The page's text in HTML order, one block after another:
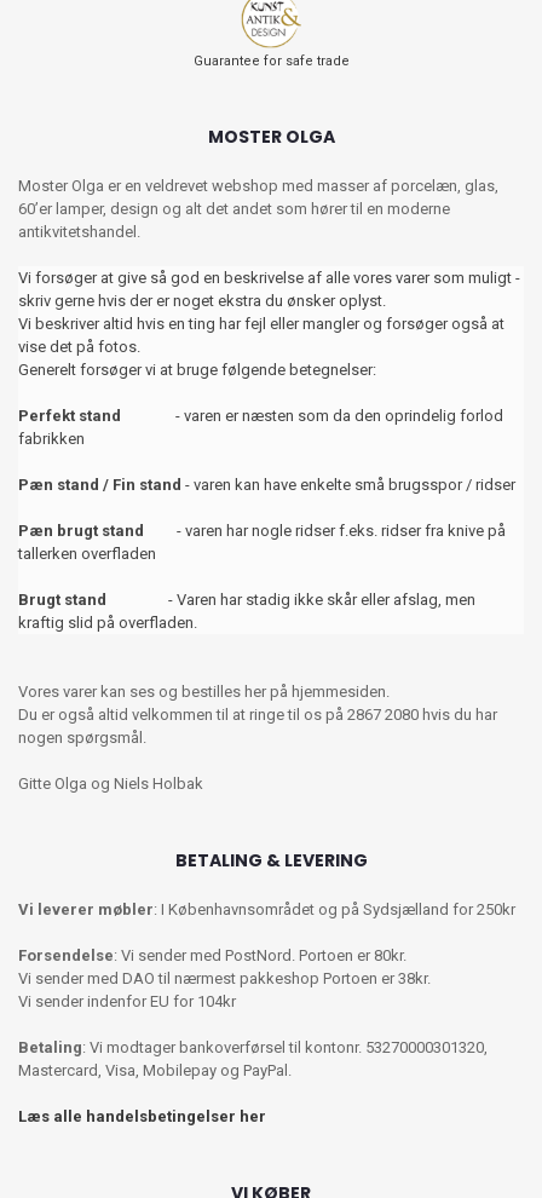
Guarantee for safe trade
MOSTER OLGA
Moster Olga er en veldrevet webshop med masser af porcelæn, glas,
60’er lamper, design og alt det andet som hører til en moderne
antikvitetshandel.
Vi forsøger at give så god en beskrivelse af alle vores varer som muligt -
skriv gerne hvis der er noget ekstra du ønsker oplyst.
Vi beskriver altid hvis en ting har fejl eller mangler og forsøger også at
vise det på fotos.
Generelt forsøger vi at bruge følgende betegnelser:
Perfekt stand - varen er næsten som da den oprindelig forlod
fabrikken
Pæn stand / Fin stand - varen kan have enkelte små brugsspor / ridser
Pæn brugt stand
- varen har nogle ridser f.eks. ridser fra knive på
tallerken overfladen
Brugt stand
- Varen har stadig ikke skår eller afslag, men
kraftig slid på overfladen.
Vores varer kan ses og bestilles her på hjemmesiden.
Du er også altid velkommen til at ringe til os på 2867 2080 hvis du har
nogen spørgsmål.
Gitte Olga og Niels Holbak
BETALING & LEVERING
Vi leverer møbler: I Københavnsområdet og på Sydsjælland for 250kr
Forsendelse: Vi sender med PostNord. Portoen er 80kr.
Vi sender med DAO til nærmest pakkeshop Portoen er 38kr.
Vi sender indenfor EU for 104kr
Betaling: Vi modtager bankoverførsel til kontonr. 53270000301320,
Mastercard, Visa, Mobilepay og PayPal.
Læs alle handelsbetingelser her
VI KØBER